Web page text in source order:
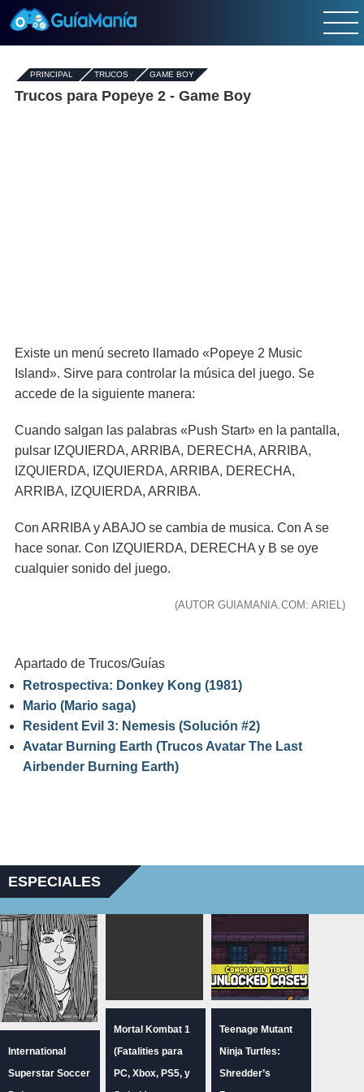
PRINCIPAL - TRUCOS- GAME BOY
Trucos para Popeye 2 - Game Boy
Existe un menú secreto llamado «Popeye 2 Music
Island». Sirve para controlar la música del juego. Se
accede de la siguiente manera:
Cuando salgan las palabras «Push Start» en la pantalla,
pulsar IZQUIERDA, ARRIBA, DERECHA, ARRIBA,
IZQUIERDA, IZQUIERDA, ARRIBA, DERECHA,
ARRIBA, IZQUIERDA, ARRIBA.
Con ARRIBA y ABAJO se cambia de musica. Con A se
hace sonar. Con IZQUIERDA, DERECHA y B se oye
cualquier sonido del juego.
(AUTOR GUIAMANIA.COM: ARIEL)
Apartado de Trucos/Guías
Retrospectiva: Donkey Kong (1981)
Mario (Mario saga)
Resident Evil 3: Nemesis (Solución #2)
Avatar Burning Earth (Trucos Avatar The Last
Airbender Burning Earth)
ESPECIALES
International
Superstar Soccer
Mortal Kombat 1
(Fatalities para
PC, Xbox, PS5, y
Teenage Mutant
Ninja Turtles:
Shredder’s